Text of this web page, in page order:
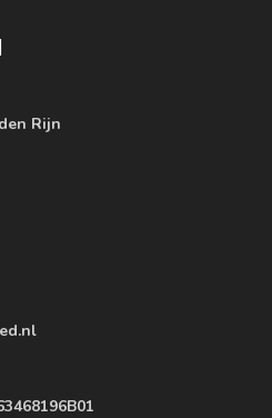
Rijn